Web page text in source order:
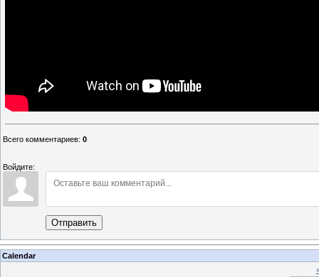
Всего комментариев: 0
Войдите:
Отправить
Calendar